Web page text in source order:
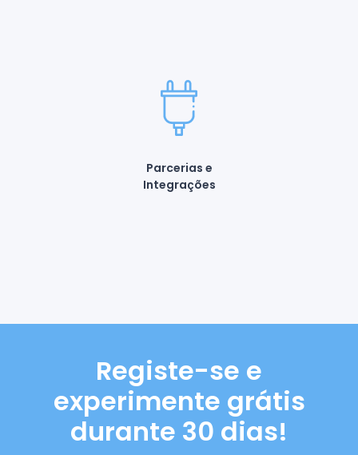
Parcerias e
Integrações
Registe-se e
experimente grátis
durante 30 dias!